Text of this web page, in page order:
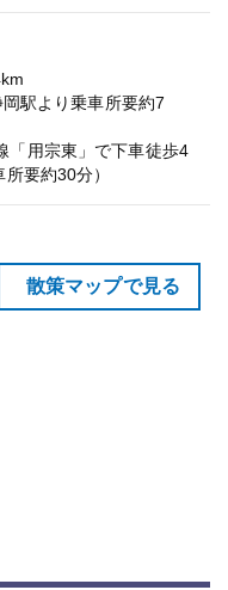
駅より乗車所要約7
「用宗東」で下車徒歩4
要約30分）
散策マップで見る